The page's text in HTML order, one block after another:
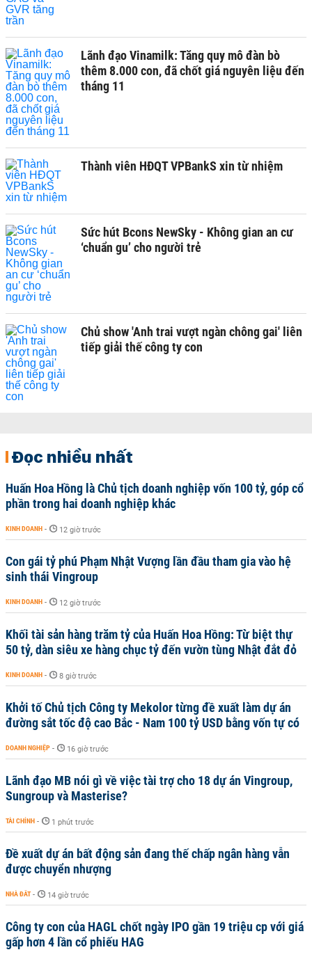
Lãnh đạo Vinamilk: Tăng quy mô đàn bò
thêm 8.000 con, đã chốt giá nguyên liệu đến
tháng 11
Thành viên HĐQT VPBankS xin từ nhiệm
Sức hút Bcons NewSky - Không gian an cư
‘chuẩn gu’ cho người trẻ
Chủ show 'Anh trai vượt ngàn chông gai' liên
tiếp giải thế công ty con
Đọc nhiều nhất
Huấn Hoa Hồng là Chủ tịch doanh nghiệp vốn 100 tỷ, góp cổ
phần trong hai doanh nghiệp khác
KINH DOANH - 12 giờ trước
Con gái tỷ phú Phạm Nhật Vượng lần đầu tham gia vào hệ
sinh thái Vingroup
KINH DOANH - 12 giờ trước
Khối tài sản hàng trăm tỷ của Huấn Hoa Hồng: Từ biệt thự
50 tỷ, dàn siêu xe hàng chục tỷ đến vườn tùng Nhật đắt đỏ
KINH DOANH - 8 giờ trước
Khởi tố Chủ tịch Công ty Mekolor từng đề xuất làm dự án
đường sắt tốc độ cao Bắc - Nam 100 tỷ USD bằng vốn tự có
DOANH NGHIỆP - 16 giờ trước
Lãnh đạo MB nói gì về việc tài trợ cho 18 dự án Vingroup,
Sungroup và Masterise?
TÀI CHÍNH - 1 phút trước
Đề xuất dự án bất động sản đang thế chấp ngân hàng vẫn
được chuyển nhượng
NHÀ ĐẤT - 14 giờ trước
Công ty con của HAGL chốt ngày IPO gần 19 triệu cp với giá
gấp hơn 4 lần cổ phiếu HAG